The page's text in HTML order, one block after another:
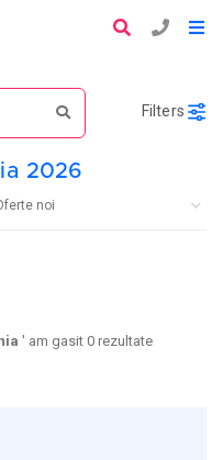
Filters
2026
' am gasit 0 rezultate